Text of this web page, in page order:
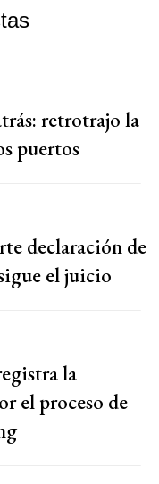
retrotrajo la
puertos
declaración de
el juicio
la
el proceso de